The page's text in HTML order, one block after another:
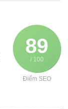
89
/ 100
Điểm SEO